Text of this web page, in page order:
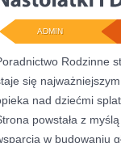
ADMIN
Rodzinne
się
nad dziećmi
powstała z
w budowaniu